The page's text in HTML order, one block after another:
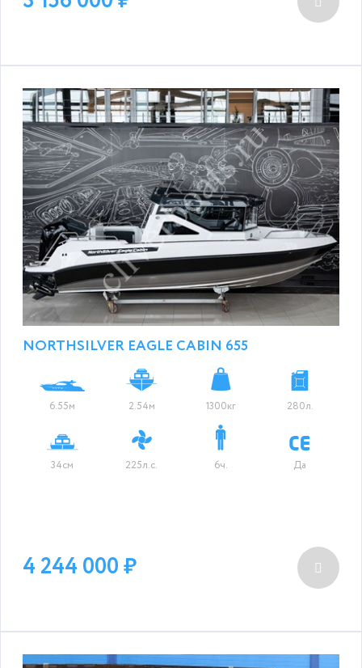
NORTHSILVER EAGLE CABIN 655
6.55м 2.54м 1300кг 280л.
34см 225л.с. 6ч. Да
4 244 000